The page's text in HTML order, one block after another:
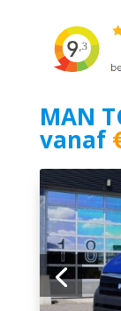
MAN
vanaf